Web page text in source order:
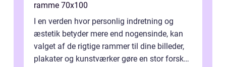
ramme 70x100
I en verden hvor personlig indretning og
æstetik betyder mere end nogensinde, kan
valget af de rigtige rammer til dine billeder,
plakater og kunstværker gøre en stor forskel.